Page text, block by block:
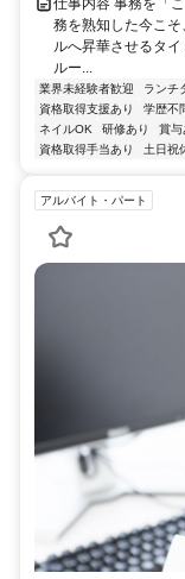
仕事内容 事務を「
務を熟知した今こ
ルへ昇華させるタ
ルー...
業界未経験者歓迎 ランチ
資格取得支援あり
学歴不
ネイルOK
研修あり 賞与
資格取得手当あり
土日祝
アルバイト・パート